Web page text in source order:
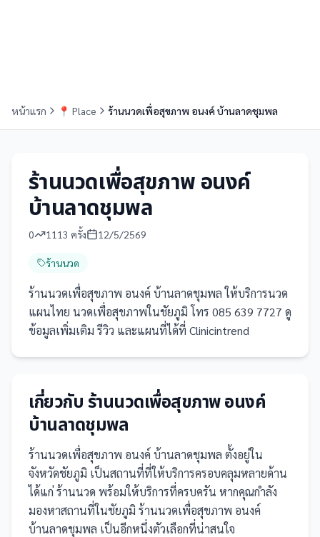
หน้าแรก 📍 Place ร้านนวดเพื่อสุขภาพ อนงค์ บ้านลาดชุมพล
ร้านนวดเพื่อสุขภาพ อนงค์
บ้านลาดชุมพล
0 1113 ครั้ง 12/5/2569
ร้านนวด
ร้านนวดเพื่อสุขภาพ อนงค์ บ้านลาดชุมพล ให้บริการนวด
แผนไทย นวดเพื่อสุขภาพในชัยภูมิ โทร 085 639 7727 ดู
ข้อมูลเพิ่มเติม รีวิว และแผนที่ได้ที่ Clinicintrend
เกี่ยวกับร้านนวดเพื่อสุขภาพ อนงค์
บ้านลาดชุมพล
ร้านนวดเพื่อสุขภาพ อนงค์ บ้านลาดชุมพล ตั้งอยู่ใน
จังหวัดชัยภูมิ เป็นสถานที่ที่ให้บริการครอบคลุมหลายด้าน
ได้แก่ ร้านนวด พร้อมให้บริการที่ครบครัน หากคุณกำลัง
มองหาสถานที่ในชัยภูมิ ร้านนวดเพื่อสุขภาพ อนงค์
บ้านลาดชุมพล เป็นอีกหนึ่งตัวเลือกที่น่าสนใจ